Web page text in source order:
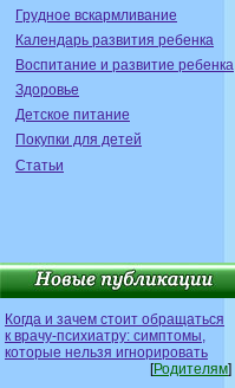
Грудное вскармливание
Календарь развития ребенка
Воспитание и развитие ребенка
Здоровье
Детское питание
Покупки для детей
Статьи
Когда и зачем стоит обращаться
к врачу-психиатру: симптомы,
которые нельзя игнорировать
[Родителям]